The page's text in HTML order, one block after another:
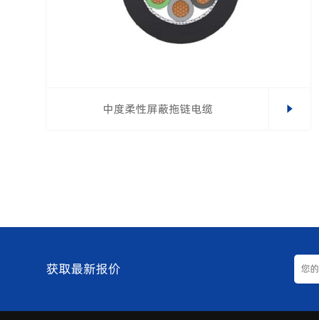
中度柔性屏蔽拖链电缆
获取最新报价